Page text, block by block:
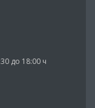
до 18:00 ч